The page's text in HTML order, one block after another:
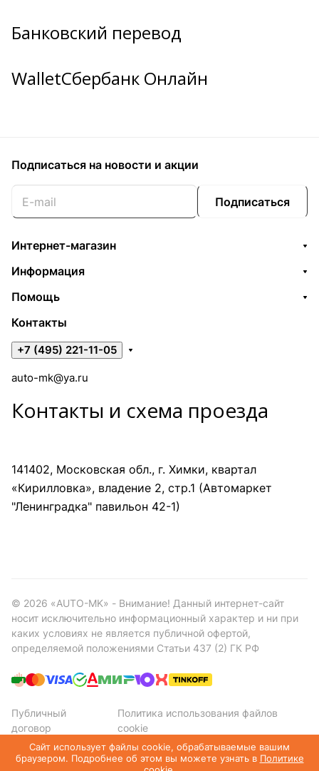
Банковский перевод
WalletСбербанк Онлайн
Подписаться на новости и акции
Подписаться
Интернет-магазин
Информация
Помощь
Контакты
+7 (495) 221-11-05
auto-mk@ya.ru
Контакты и схема проезда
141402, Московская обл., г. Химки, квартал
«Кирилловка», владение 2, стр.1 (Автомаркет
"Ленинградка" павильон 42-1)
© 2026 «AUTO-MK» - Внимание! Данный интернет-сайт
носит исключительно информационный характер и ни при
каких условиях не является публичной офертой,
определяемой положениями Статьи 437 (2) ГК РФ
Публичный
договор
Политика использования файлов
cookie
Политика конфиденциальности
Сайт использует файлы cookie, обрабатываемые вашим
браузером. Подробнее об этом вы можете узнать в Политике